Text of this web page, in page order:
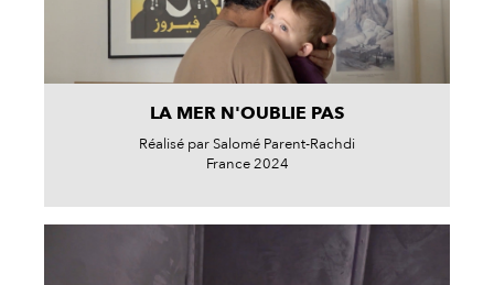
LA MER N'OUBLIE PAS
Réalisé par Salomé Parent-Rachdi
France 2024